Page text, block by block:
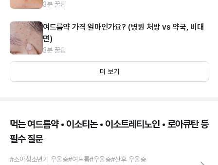
3분 꿀팁
여드름약 가격 얼마인가요? (병원 처방 vs 약국, 비대
면)
3분 꿀팁
더 보기
먹는 여드름약 • 이소티논 • 이소트레티노인 • 로아큐탄 등
필수 질문
#소아청소년기 우울증#여드름#우울증#산후 우울증